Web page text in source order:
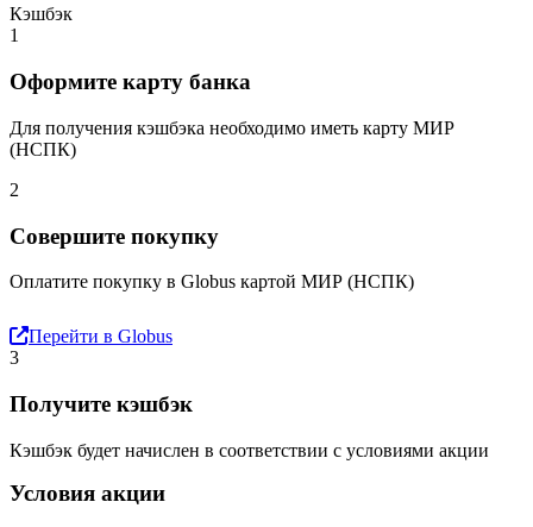
Кэшбэк
1
Оформите карту банка
Для получения кэшбэка необходимо иметь карту МИР
(НСПК)
2
Совершите покупку
Оплатите покупку в Globus картой МИР (НСПК)
Перейти в Globus
3
Получите кэшбэк
Кэшбэк будет начислен в соответствии с условиями акции
Условия акции